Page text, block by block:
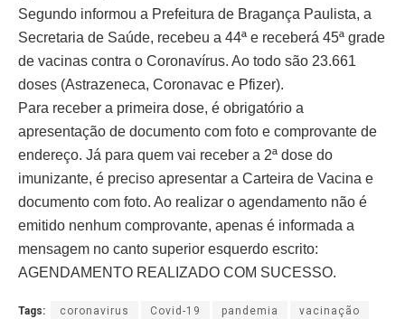
Segundo informou a Prefeitura de Bragança Paulista, a
Secretaria de Saúde, recebeu a 44ª e receberá 45ª grade
de vacinas contra o Coronavírus. Ao todo são 23.661
doses (Astrazeneca, Coronavac e Pfizer).
Para receber a primeira dose, é obrigatório a
apresentação de documento com foto e comprovante de
endereço. Já para quem vai receber a 2ª dose do
imunizante, é preciso apresentar a Carteira de Vacina e
documento com foto. Ao realizar o agendamento não é
emitido nenhum comprovante, apenas é informada a
mensagem no canto superior esquerdo escrito:
AGENDAMENTO REALIZADO COM SUCESSO.
Tags: coronavirus Covid-19 pandemia vacinação